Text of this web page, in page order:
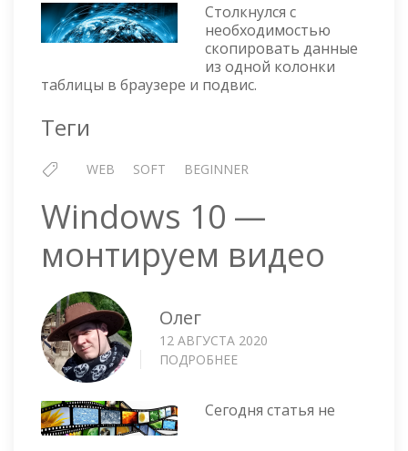
ТАБЛИЦЫ
НА
САЙТЕ
Столкнулся с
необходимостью
скопировать данные
из одной колонки
таблицы в браузере и подвис.
Теги
WEB SOFT BEGINNER
Windows 10 —
монтируем видео
Олег
12 АВГУСТА 2020
ПОДРОБНЕЕ
—
Сегодня статья не